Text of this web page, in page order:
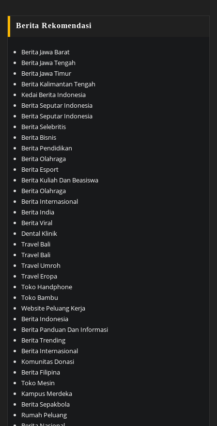
Berita Rekomendasi
Berita Jawa Barat
Berita Jawa Tengah
Berita Jawa Timur
Berita Kalimantan Tengah
Kedai Berita Indonesia
Berita Seputar Indonesia
Berita Seputar Indonesia
Berita Selebritis
Berita Bisnis
Berita Pendidikan
Berita Olahraga
Berita Esport
Berita Kuliah Dan Beasiswa
Berita Olahraga
Berita Internasional
Berita India
Berita Viral
Dental Klinik
Travel Bali
Travel Bali
Travel Umroh
Travel Eropa
Toko Handphone
Toko Bambu
Website Peluang Kerja
Berita Indonesia
Berita Panduan Dan Informasi
Berita Trending
Berita Internasional
Komunitas Donasi
Berita Filipina
Toko Mesin
Kampus Merdeka
Berita Sepakbola
Rumah Peluang